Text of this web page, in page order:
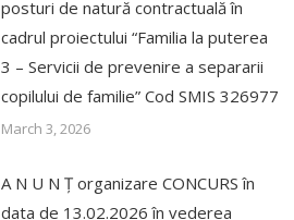
posturi de natură contractuală în
cadrul proiectului “Familia la puterea
3 – Servicii de prevenire a separarii
copilului de familie” Cod SMIS 326977
March 3, 2026
A N U N Ț organizare CONCURS în
data de 13.02.2026 în vederea